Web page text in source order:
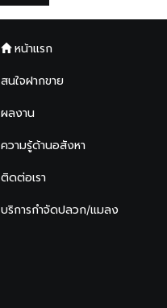
หน้าแรก
สนใจฝากขาย
ผลงาน
ความรู้ด้านอสังหา
ติดต่อเรา
บริการกำจัดปลวก/แมลง